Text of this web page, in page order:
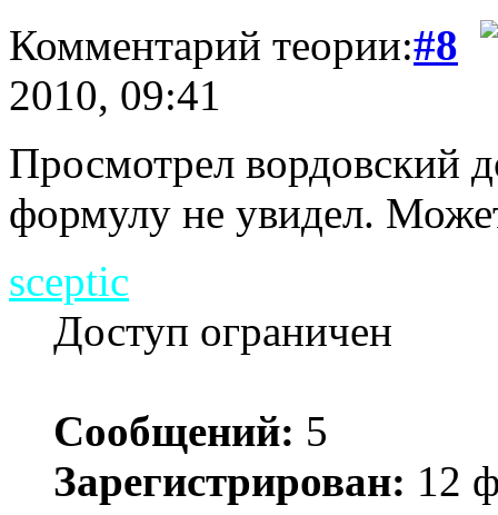
Комментарий теории:#8
2010, 09:41
Просмотрел вордовский
формулу не увидел.
sceptic
Доступ ограничен
Сообщений: 5
Зарегистрирован: 12